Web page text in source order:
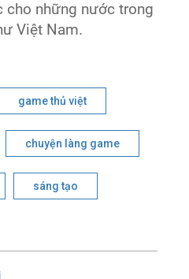
cho những nước trong
Việt Nam.
game thủ việt
chuyện làng game
sáng tạo